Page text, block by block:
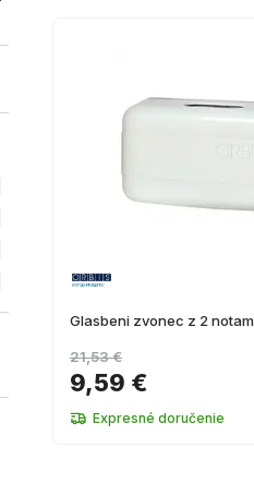
Glasbeni zvonec z 2
9,59 €
21,53 €
Expresné doručenie